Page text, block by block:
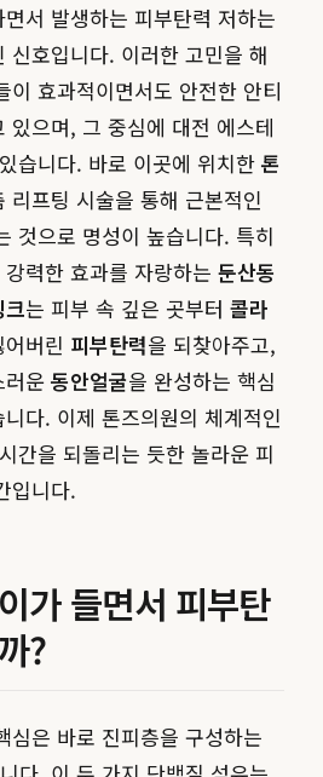
서 발생하는 피부탄력 저하는
신호입니다. 이러한 고민을 해
이 효과적이면서도 안전한 안티
있으며, 그 중심에 대전 에스테
습니다. 바로 이곳에 위치한 톤
리프팅 시술을 통해 근본적인
것으로 명성이 높습니다. 특히
력한 효과를 자랑하는 둔산동
는 피부 속 깊은 곳부터 콜라
버린 피부탄력을 되찾아주고,
러운 동안얼굴을 완성하는 핵심
다. 이제 톤즈의원의 체계적인
간을 되돌리는 듯한 놀라운 피
입니다.
가 들면서 피부탄
?
심은 바로 진피층을 구성하는